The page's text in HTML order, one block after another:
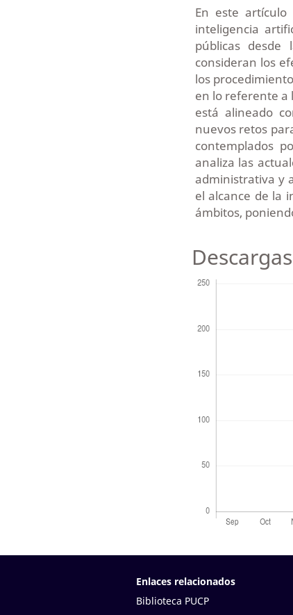
En este
inteligencia
públicas desde
consideran los
los
en lo referente a
está alineado
nuevos retos
contemplados
analiza las
administrativa y
el alcance de la
ámbitos,
Descargas
Enlaces relacionados
Biblioteca PUCP